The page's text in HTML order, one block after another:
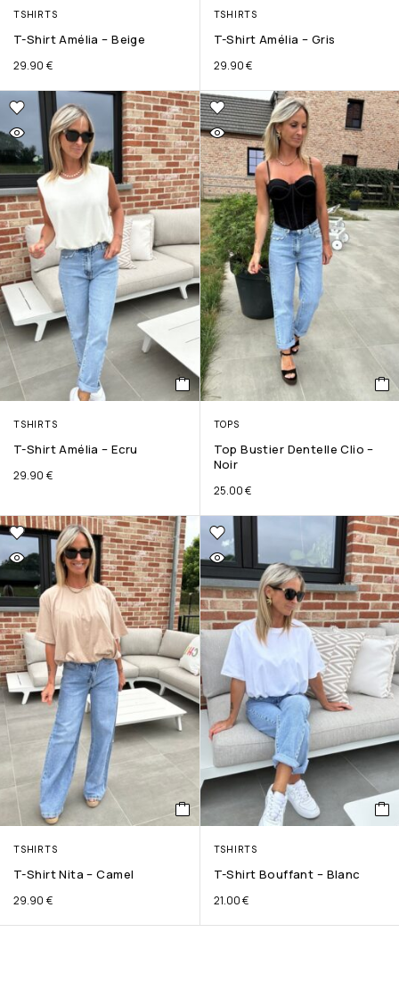
TSHIRTS
T-Shirt Amélia – Beige
29.90 €
TSHIRTS
T-Shirt Amélia – Gris
29.90€
TSHIRTS
T-Shirt Amélia – Ecru
29.90 €
TOPS
Top Bustier Dentelle Clio –
Noir
25.00€
TSHIRTS
T-Shirt Nita – Camel
29.90 €
TSHIRTS
T-Shirt Bouffant – Blanc
21.00€